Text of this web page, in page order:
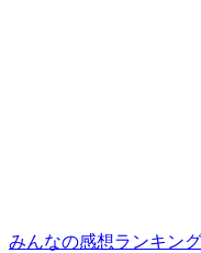
みんなの感想ランキング